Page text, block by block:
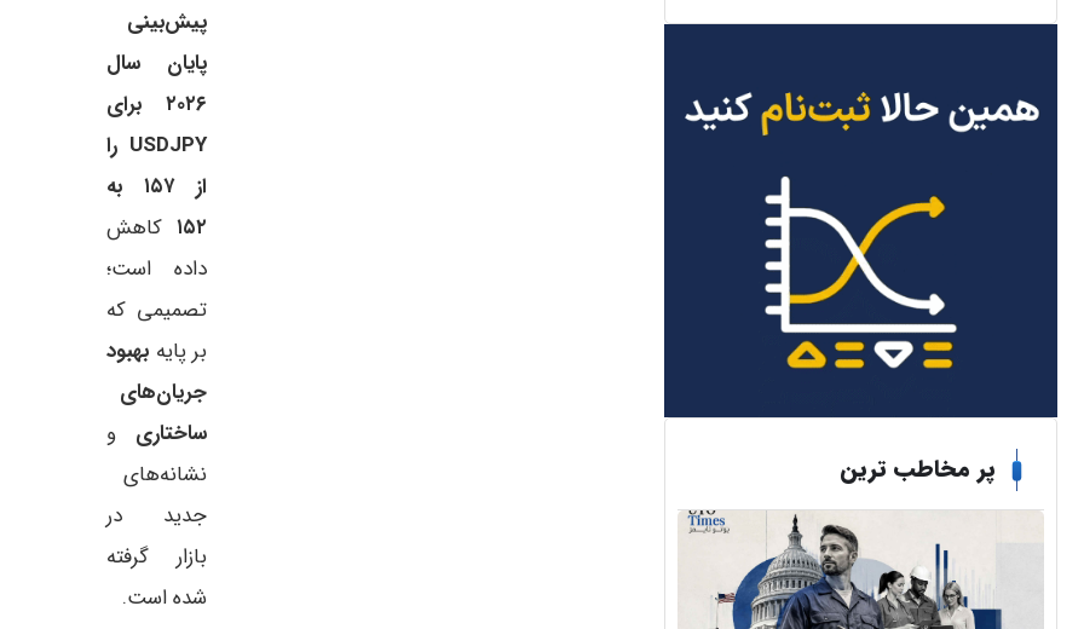
پر مخاطب ترین
پیش‌بینی
پایان سال
۲۰۲۶ برای
USDJPY را
از ۱۵۷ به
۱۵۲ کاهش
داده است؛
تصمیمی که
بر پایه بهبود
جریان‌های
ساختاری و
نشانه‌های
جدید در
بازار گرفته
شده است.